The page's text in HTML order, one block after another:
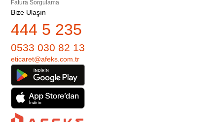
Fatura Sorgulama
Bize Ulaşın
444 5 235
0533 030 82 13
eticaret@afeks.com.tr